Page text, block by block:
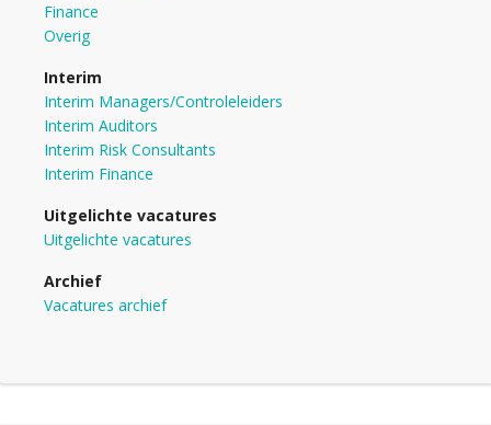
Finance
Overig
Interim
Interim Managers/Controleleiders
Interim Auditors
Interim Risk Consultants
Interim Finance
Uitgelichte vacatures
Uitgelichte vacatures
Archief
Vacatures archief